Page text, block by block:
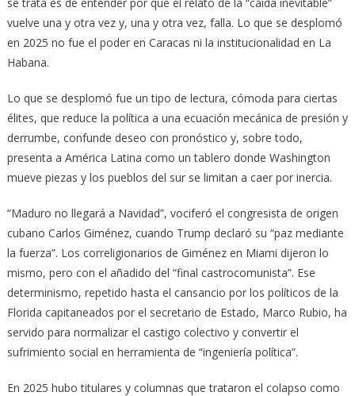
vuelve una y otra vez y, una y otra vez, falla. Lo que se desplomó
en 2025 no fue el poder en Caracas ni la institucionalidad en La
Habana.
Lo que se desplomó fue un tipo de lectura, cómoda para ciertas
élites, que reduce la política a una ecuación mecánica de presión y
derrumbe, confunde deseo con pronóstico y, sobre todo,
presenta a América Latina como un tablero donde Washington
mueve piezas y los pueblos del sur se limitan a caer por inercia.
“Maduro no llegará a Navidad”, vociferó el congresista de origen
cubano Carlos Giménez, cuando Trump declaró su “paz mediante
la fuerza”. Los correligionarios de Giménez en Miami dijeron lo
mismo, pero con el añadido del “final castrocomunista”. Ese
determinismo, repetido hasta el cansancio por los políticos de la
Florida capitaneados por el secretario de Estado, Marco Rubio, ha
servido para normalizar el castigo colectivo y convertir el
sufrimiento social en herramienta de “ingeniería política”.
En 2025 hubo titulares y columnas que trataron el colapso como